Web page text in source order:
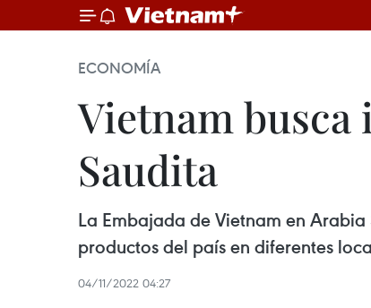
ECONOMÍA
Vietnam busca
Saudita
La Embajada de Vietnam en
productos del país en diferentes
04/11/2022 04:27